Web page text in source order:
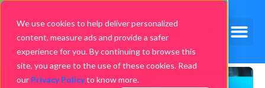
We use cookies to help deliver personalized
content, measure ads and provide a safer
experience for you. By continuing to browse this
site, you agree to the use of these cookies. Read
our Privacy Policyto know more.